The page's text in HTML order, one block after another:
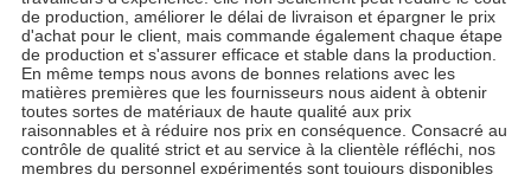
de production, améliorer le délai de livraison et épargner le prix
d'achat pour le client, mais commande également chaque étape
de production et s'assurer efficace et stable dans la production.
En même temps nous avons de bonnes relations avec les
matières premières que les fournisseurs nous aident à obtenir
toutes sortes de matériaux de haute qualité aux prix
raisonnables et à réduire nos prix en conséquence. Consacré au
contrôle de qualité strict et au service à la clientèle réfléchi, nos
membres du personnel expérimentés sont toujours disponibles